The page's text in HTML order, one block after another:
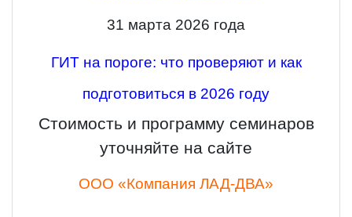
31 марта 2026 года
ГИТ на пороге: что проверяют и как
подготовиться в 2026 году
Стоимость и программу семинаров
уточняйте на сайте
ООО «Компания ЛАД-ДВА»